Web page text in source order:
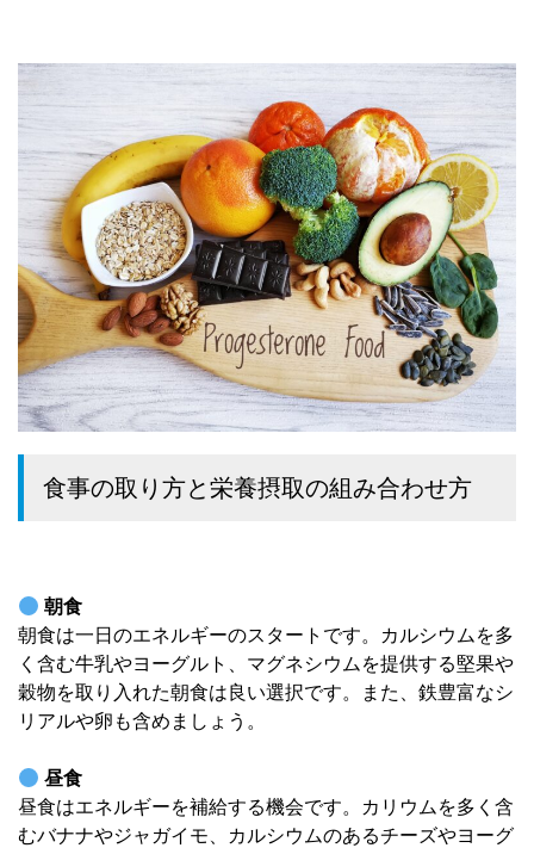
食事の取り方と栄養摂取の組み合わせ方
朝食
朝食は一日のエネルギーのスタートです。カルシウムを多
く含む牛乳やヨーグルト、マグネシウムを提供する堅果や
穀物を取り入れた朝食は良い選択です。また、鉄豊富なシ
リアルや卵も含めましょう。
昼食
昼食はエネルギーを補給する機会です。カリウムを多く含
むバナナやジャガイモ、カルシウムのあるチーズやヨーグ